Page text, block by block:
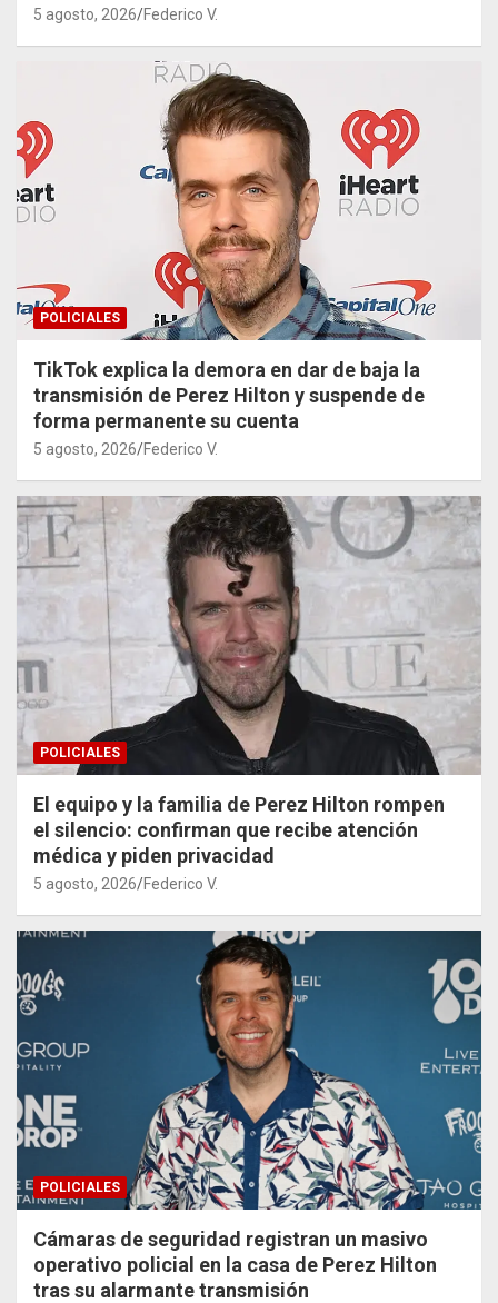
5 agosto, 2026 Federico V.
POLICIALES
TikTok explica la demora en dar de baja la
transmisión de Perez Hilton y suspende de
forma permanente su cuenta
5 agosto, 2026 Federico V.
POLICIALES
El equipo y la familia de Perez Hilton rompen
el silencio: confirman que recibe atención
médica y piden privacidad
5 agosto, 2026 Federico V.
POLICIALES
Cámaras de seguridad registran un masivo
operativo policial en la casa de Perez Hilton
tras su alarmante transmisión